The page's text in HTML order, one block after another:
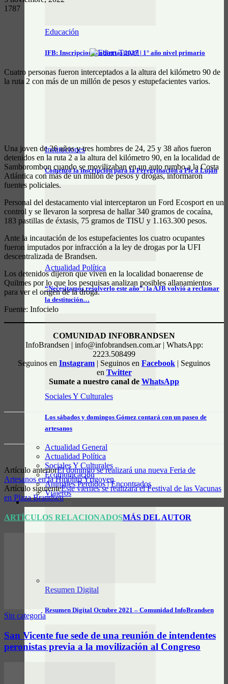
Educación
IFB: Inscripciones abiertas 2027 | 1° año nivel primario
Instituciones
Comenzó la inscripción para la Peregrinación a Pie a Luján
Actualidad Política
“Necesitamos resolverlo este año”: la AJB volvió a reclamar
la destitución…
Sociales Y Culturales
Los sábados y domingos Gómez contará con un paseo de
artesanos
Actualidad General
Actualidad Política
Sociales Y Culturales
Ecomunicación
Animales Perdidos | Encontrados
Viajeros
RESUMEN DIGITAL
Resumen Digital
Resumen Digital Octubre 2021 – Comunidad InfoBrandsen
1787
Cuatro personas fueron interceptados a la altura del kilómetro 90 de
la ruta 2 con más de un millón de pesos y estupefacientes varios.
Una joven de 26 años y tres hombres de 24, 25 y 38 años fueron
detenidos en la ruta 2 a la altura del kilómetro 90, en la localidad de
Samborombon cuando se movilizaban en un auto rumbo a la Costa
Atlántica con más de un millón de pesos y drogas, informaron
fuentes policiales.
Personal del destacamento vial interceptaron un Ford Ecosport en un
control y se llevaron la sorpresa de hallar 340 gramos de cocaína,
183 pastillas de éxtasis, 75 gramos de TISU y 1.163.300 pesos.
Ante la incautación de los estupefacientes los cuatro ocupantes
fueron imputados por infracción a la ley de drogas por la UFI
descentralizada de Brandsen.
Los detenidos dijeron que viven en la localidad bonaerense de
Quilmes por lo que los pesquisas analizan posibles allanamientos
para ver el origen de la droga.
Fuente: Infocielo
COMUNIDAD INFOBRANDSEN
InfoBrandsen | info@infobrandsen.com.ar | WhatsApp:
2223.508499
Seguinos en Instagram | Seguinos en Facebook | Seguinos
en Twitter
Sumate a nuestro canal de WhatsApp
Artículo anteriorEl domingo se realizará una nueva Feria de
Artesanos en la Hipólito Yrigoyen
Artículo siguienteEste viernes se realizará el Festival de las Vacunas
en Plaza Brandsen
ARTÍCULOS RELACIONADOSMÁS DEL AUTOR
Sin categoría
San Vicente fue sede de una reunión de intendentes
peronistas previa a la movilización al Congreso